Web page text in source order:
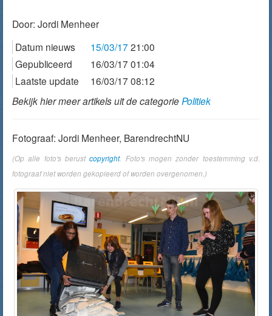
Door: Jordi Menheer
Datum nieuws
15/03/17 21:00
Gepubliceerd
16/03/17 01:04
Laatste update
16/03/17 08:12
Bekijk hier meer artikels uit de categorie Politiek
Fotograaf: Jordi Menheer, BarendrechtNU
(Op alle foto's berustcopyright. Foto's mogen zonder toestemming v.d.
fotograaf niet worden gekopieerd of worden overgenomen.)